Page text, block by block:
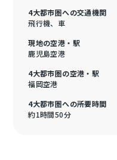
4大都市圏への交通機関
飛行機、車
現地の空港・駅
鹿児島空港
4大都市圏の空港・駅
福岡空港
4大都市圏への所要時間
約1時間50分